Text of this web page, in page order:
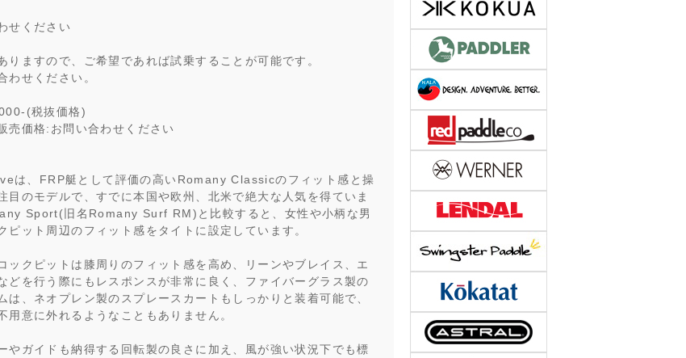
せください
りますので、ご希望であれば試乗することが可能です。
わせください。
(税抜価格)
売価格:お問い合わせください
は、FRP艇として評価の高いRomany Classicのフィット感と操
目のモデルで、すでに本国や欧州、北米で絶大な人気を得ていま
Sport(旧名Romany Surf RM)と比較すると、女性や小柄な男
ピット周辺のフィット感をタイトに設定しています。
ックピットは膝周りのフィット感を高め、リーンやブレイス、エ
どを行う際にもレスポンスが非常に良く、ファイバーグラス製の
は、ネオプレン製のスプレースカートもしっかりと装着可能で、
用意に外れるようなこともありません。
やガイドも納得する回転製の良さに加え、風が強い状況下でも標